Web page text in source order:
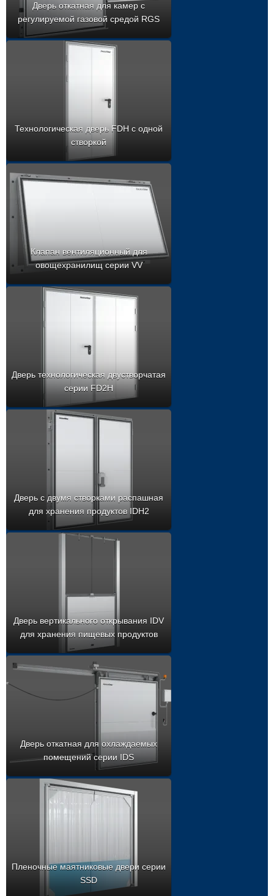
Дверь откатная для камер с
регулируемой газовой средой RGS
Технологическая дверь FDH с одной
створкой
Клапан вентиляционный для
овощехранилищ серии VV
Дверь технологическая двустворчатая
серии FD2H
Дверь с двумя створками распашная
для хранения продуктов IDH2
Дверь вертикального открывания IDV
для хранения пищевых продуктов
Дверь откатная для охлаждаемых
помещений серии IDS
Пленочные маятниковые двери серии
SSD